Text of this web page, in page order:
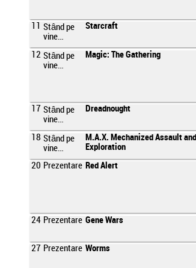
Stând pe
vine…
Starcraft
12 Stând pe
vine…
Magic: The Gathering
17 Stând pe
vine…
Dreadnought
18 Stând pe
vine…
M.A.X. Mechanized Assault and
Exploration
20 Prezentare Red Alert
24 Prezentare Gene Wars
27 Prezentare Worms